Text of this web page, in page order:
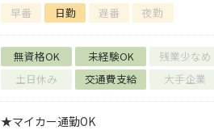
早番 日勤 遅番 夜勤
無資格OK 未経験OK
残業少なめ
土日休み
交通費支給 大手企業
★マイカー通勤OK